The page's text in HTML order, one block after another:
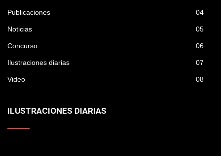
Publicaciones 04
Noticias 05
Concurso 06
Ilustraciones diarias 07
Video 08
ILUSTRACIONES DIARIAS